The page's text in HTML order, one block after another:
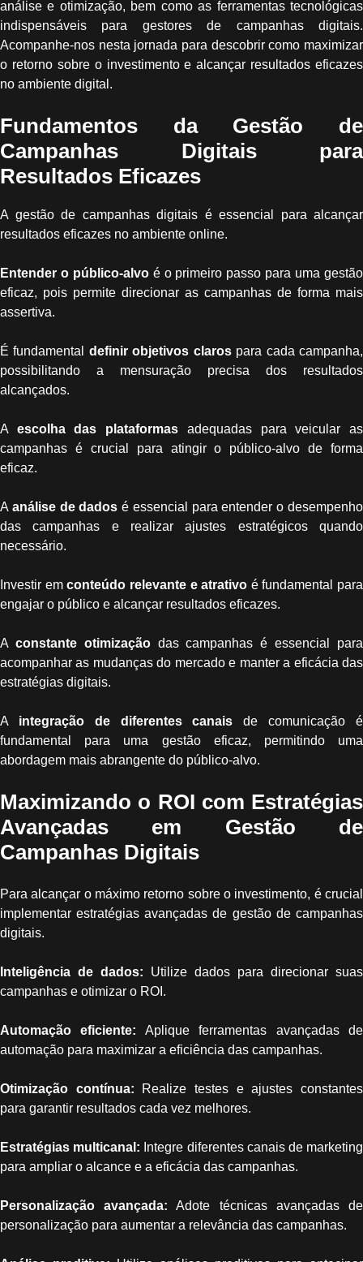
análise e otimização, bem como as ferramentas tecnológicas
indispensáveis para gestores de campanhas digitais.
Acompanhe-nos nesta jornada para descobrir como maximizar
o retorno sobre o investimento e alcançar resultados eficazes
no ambiente digital.
Fundamentos da Gestão de
Campanhas Digitais para
Resultados Eficazes
A gestão de campanhas digitais é essencial para alcançar
resultados eficazes no ambiente online.
Entender o público-alvoé o primeiro passo para uma gestão
eficaz, pois permite direcionar as campanhas de forma mais
assertiva.
É fundamental definir objetivos clarospara cada campanha,
possibilitando a mensuração precisa dos resultados
alcançados.
A escolha das plataformas adequadas para veicular as
campanhas é crucial para atingir o público-alvo de forma
eficaz.
A análise de dados é essencial para entender o desempenho
das campanhas e realizar ajustes estratégicos quando
necessário.
Investir emconteúdo relevante e atrativo é fundamental para
engajar o público e alcançar resultados eficazes.
A constante otimizaçãodas campanhas é essencial para
acompanhar as mudanças do mercado e manter a eficácia das
estratégias digitais.
A integração de diferentes canais de comunicação é
fundamental para uma gestão eficaz, permitindo uma
abordagem mais abrangente do público-alvo.
Maximizando o ROI com Estratégias
Avançadas em Gestão de
Campanhas Digitais
Para alcançar o máximo retorno sobre o investimento, é crucial
implementar estratégias avançadas de gestão de campanhas
digitais.
Inteligência de dados: Utilize dados para direcionar suas
campanhas e otimizar o ROI.
Automação eficiente: Aplique ferramentas avançadas de
automação para maximizar a eficiência das campanhas.
Otimização contínua: Realize testes e ajustes constantes
para garantir resultados cada vez melhores.
Estratégias multicanal: Integre diferentes canais de marketing
para ampliar o alcance e a eficácia das campanhas.
Personalização avançada: Adote técnicas avançadas de
personalização para aumentar a relevância das campanhas.